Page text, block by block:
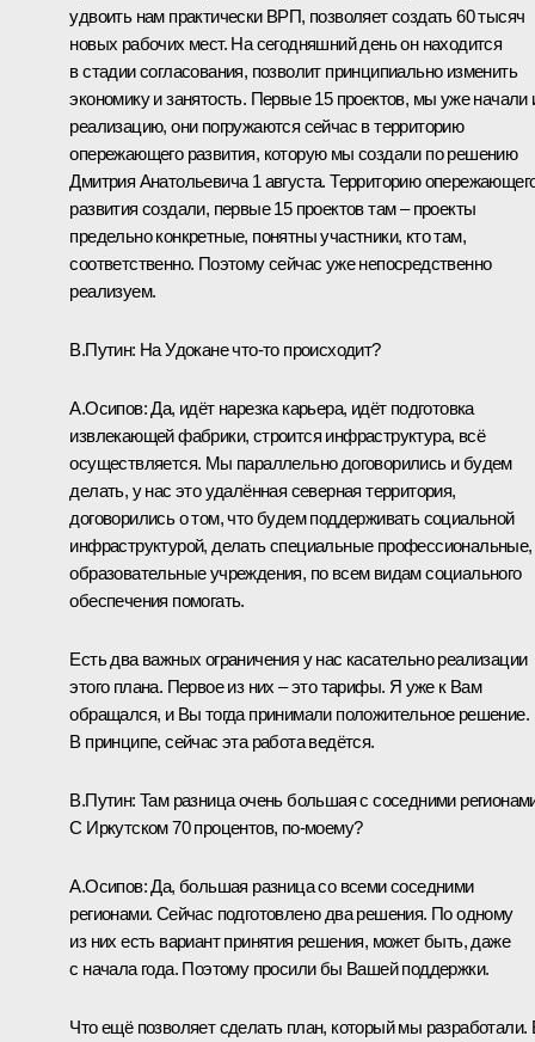
удвоить нам практически ВРП, позволяет создать 60 тысяч
новых рабочих мест. На сегодняшний день он находится
в стадии согласования, позволит принципиально изменить
экономику и занятость. Первые 15 проектов, мы уже начали
реализацию, они погружаются сейчас в территорию
опережающего развития, которую мы создали по решению
Дмитрия Анатольевича 1 августа. Территорию
развития создали, первые 15 проектов там – проекты
предельно конкретные, понятны участники, кто там,
соответственно. Поэтому сейчас уже непосредственно
реализуем.
В.Путин: На Удокане что-то происходит?
А.Осипов:Да, идёт нарезка карьера, идёт подготовка
извлекающей фабрики, строится инфраструктура, всё
осуществляется. Мы параллельно договорились и будем
делать, у нас это удалённая северная территория,
договорились о том, что будем поддерживать социальной
инфраструктурой, делать специальные профессиональные,
образовательные учреждения, по всем видам социального
обеспечения помогать.
Есть два важных ограничения у нас касательно реализации
этого плана. Первое из них – это тарифы. Я уже к Вам
обращался, и Вы тогда принимали положительное решение.
В принципе, сейчас эта работа ведётся.
В.Путин: Там разница очень большая с соседними
С Иркутском 70 процентов, по-моему?
А.Осипов:Да, большая разница со всеми соседними
регионами. Сейчас подготовлено два решения. По одному
из них есть вариант принятия решения, может быть, даже
с начала года. Поэтому просили бы Вашей поддержки.
Что ещё позволяет сделать план, который мы